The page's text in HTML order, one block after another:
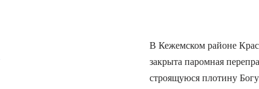
В Кежемском районе
закрыта паромная
строящуюся плотину